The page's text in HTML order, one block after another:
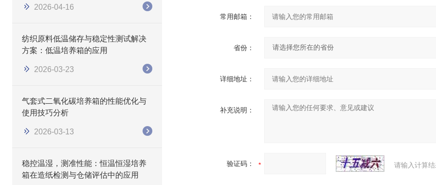
2026-04-16
纺织原料低温储存与稳定性测试解决
方案：低温培养箱的应用
2026-03-23
气套式二氧化碳培养箱的性能优化与
使用技巧分析
2026-03-13
稳控温湿，测准性能：恒温恒湿培养
箱在造纸检测与仓储评估中的应用
常用邮箱：
省份：
详细地址：
补充说明：
验证码： 请输入计算